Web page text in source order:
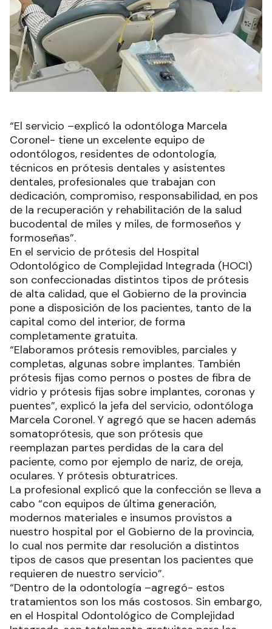
“El servicio –explicó la odontóloga Marcela
Coronel- tiene un excelente equipo de
odontólogos, residentes de odontología,
técnicos en prótesis dentales y asistentes
dentales, profesionales que trabajan con
dedicación, compromiso, responsabilidad, en pos
de la recuperación y rehabilitación de la salud
bucodental de miles y miles, de formoseños y
formoseñas”.
En el servicio de prótesis del Hospital
Odontológico de Complejidad Integrada (HOCI)
son confeccionadas distintos tipos de prótesis
de alta calidad, que el Gobierno de la provincia
pone a disposición de los pacientes, tanto de la
capital como del interior, de forma
completamente gratuita.
“Elaboramos prótesis removibles, parciales y
completas, algunas sobre implantes. También
prótesis fijas como pernos o postes de fibra de
vidrio y prótesis fijas sobre implantes, coronas y
puentes”, explicó la jefa del servicio, odontóloga
Marcela Coronel. Y agregó que se hacen además
somatoprótesis, que son prótesis que
reemplazan partes perdidas de la cara del
paciente, como por ejemplo de nariz, de oreja,
oculares. Y prótesis obturatrices.
La profesional explicó que la confección se lleva a
cabo “con equipos de última generación,
modernos materiales e insumos provistos a
nuestro hospital por el Gobierno de la provincia,
lo cual nos permite dar resolución a distintos
tipos de casos que presentan los pacientes que
requieren de nuestro servicio”.
“Dentro de la odontología –agregó- estos
tratamientos son los más costosos. Sin embargo,
en el Hospital Odontológico de Complejidad